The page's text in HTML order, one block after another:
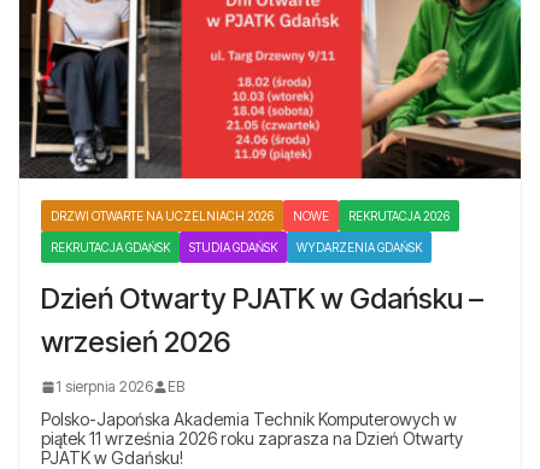
DRZWI OTWARTE NA UCZELNIACH 2026 NOWE REKRUTACJA 2026
REKRUTACJA GDAŃSK STUDIA GDAŃSK WYDARZENIA GDAŃSK
Dzień Otwarty PJATK w Gdańsku –
wrzesień 2026
1 sierpnia 2026 EB
Polsko-Japońska Akademia Technik Komputerowych w
piątek 11 września 2026 roku zaprasza na Dzień Otwarty
PJATK w Gdańsku!